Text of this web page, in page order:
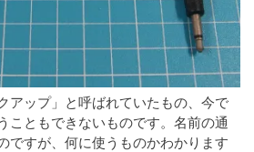
アップ」と呼ばれていたもの、今で
こともできないものです。名前の通
ですが、何に使うものかわかります